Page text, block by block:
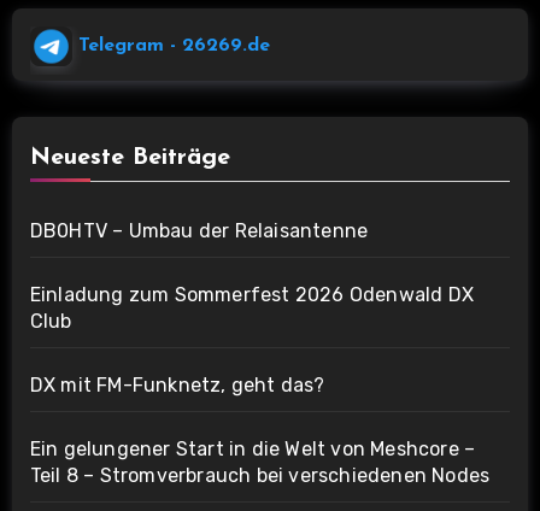
Telegram - 26269.de
Neueste Beiträge
DB0HTV – Umbau der Relaisantenne
Einladung zum Sommerfest 2026 Odenwald DX
Club
DX mit FM-Funknetz, geht das?
Ein gelungener Start in die Welt von Meshcore –
Teil 8 – Stromverbrauch bei verschiedenen Nodes